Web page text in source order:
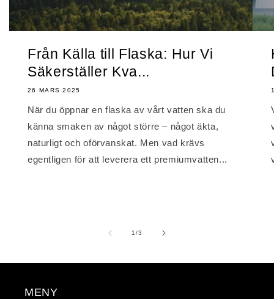
Från Källa till Flaska: Hur Vi
Säkerställer Kva...
26 MARS 2025
När du öppnar en flaska av vårt vatten ska du
känna smaken av något större – något äkta,
naturligt och oförvanskat. Men vad krävs
egentligen för att leverera ett premiumvatten...
1/av
3
MENY